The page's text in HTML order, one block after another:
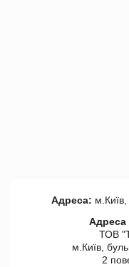
Адреса:
Адреса
ТОВ
м.Київ,
2